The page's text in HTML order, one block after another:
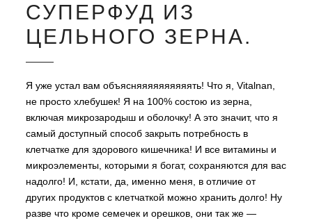
СУПЕРФУД ИЗ
ЦЕЛЬНОГО ЗЕРНА.
Я уже устал вам объясняяяяяяяяяять! Что я, Vitalnan,
не просто хлебушек! Я на 100% состою из зерна,
включая микрозародыш и оболочку! А это значит, что я
самый доступный способ закрыть потребность в
клетчатке для здорового кишечника! И все витамины и
микроэлементы, которыми я богат, сохраняются для вас
надолго! И, кстати, да, именно меня, в отличие от
других продуктов с клетчаткой можно хранить долго! Ну
разве что кроме семечек и орешков, они так же —